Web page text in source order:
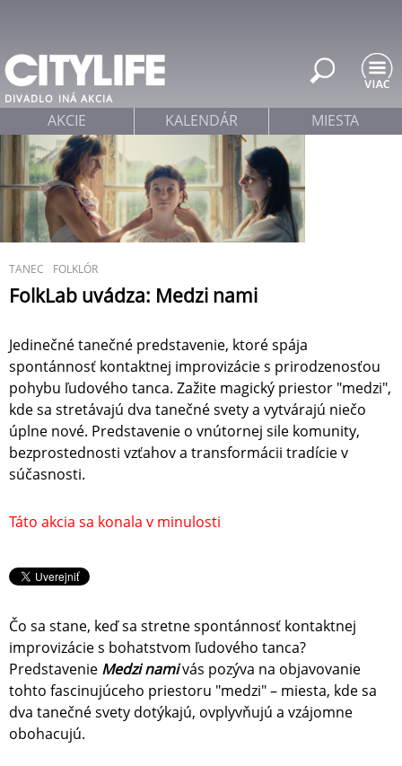
DIVADLO INÁ AKCIA
TANEC FOLKLÓR
FolkLab uvádza: Medzi nami
Jedinečné tanečné predstavenie, ktoré spája
spontánnosť kontaktnej improvizácie s prirodzenosťou
pohybu ľudového tanca. Zažite magický priestor "medzi",
kde sa stretávajú dva tanečné svety a vytvárajú niečo
úplne nové. Predstavenie o vnútornej sile komunity,
bezprostednosti vzťahov a transformácii tradície v
súčasnosti.
Táto akcia sa konala v minulosti
Čo sa stane, keď sa stretne spontánnosť kontaktnej
improvizácie s bohatstvom ľudového tanca?
Predstavenie Medzi namivás pozýva na objavovanie
tohto fascinujúceho priestoru "medzi" – miesta, kde sa
dva tanečné svety dotýkajú, ovplyvňujú a vzájomne
obohacujú.
AKCIE KALENDÁR MIESTA